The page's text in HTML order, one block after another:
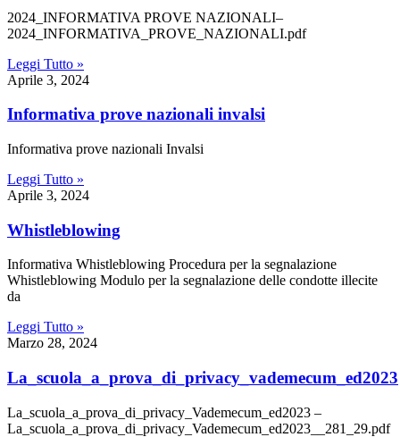
2024_INFORMATIVA PROVE NAZIONALI–
2024_INFORMATIVA_PROVE_NAZIONALI.pdf
Leggi Tutto »
Aprile 3, 2024
informativa prove nazionali invalsi
Informativa prove nazionali Invalsi
Leggi Tutto »
Aprile 3, 2024
whistleblowing
Informativa Whistleblowing Procedura per la segnalazione
Whistleblowing Modulo per la segnalazione delle condotte illecite
da
Leggi Tutto »
Marzo 28, 2024
la_scuola_a_prova_di_privacy_vademecum_ed2023
La_scuola_a_prova_di_privacy_Vademecum_ed2023 –
La_scuola_a_prova_di_privacy_Vademecum_ed2023__281_29.pdf